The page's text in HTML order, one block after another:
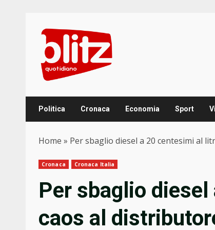
content
Politica Cronaca Economia Sport
Home » Per sbaglio diesel a 20 centesimi al
Cronaca Cronaca Italia
Per sbaglio
caos al